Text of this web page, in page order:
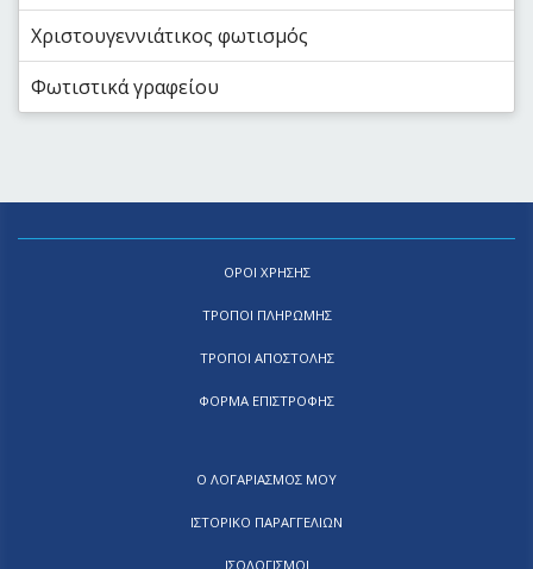
Χριστουγεννιάτικος φωτισμός
Φωτιστικά γραφείου
ΟΡΟΙ ΧΡΗΣΗΣ
ΤΡΟΠΟΙ ΠΛΗΡΩΜΗΣ
ΤΡΟΠΟΙ ΑΠΟΣΤΟΛΗΣ
ΦΟΡΜΑ ΕΠΙΣΤΡΟΦΗΣ
Ο ΛΟΓΑΡΙΑΣΜΟΣ ΜΟΥ
ΙΣΤΟΡΙΚΟ ΠΑΡΑΓΓΕΛΙΩΝ
ΙΣΟΛΟΓΙΣΜΟΙ